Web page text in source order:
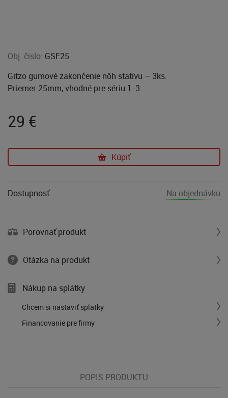
Obj. čislo: GSF25
Gitzo gumové zakončenie nôh statívu – 3ks.
Priemer 25mm, vhodné pre sériu 1-3.
29 €
Kúpiť
Dostupnosť Na objednávku
Porovnať produkt
Otázka na produkt
Nákup na splátky
Chcem si nastaviť splátky
Financovanie pre firmy
POPIS PRODUKTU